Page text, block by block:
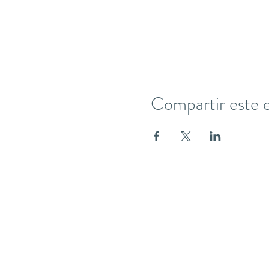
Compartir este